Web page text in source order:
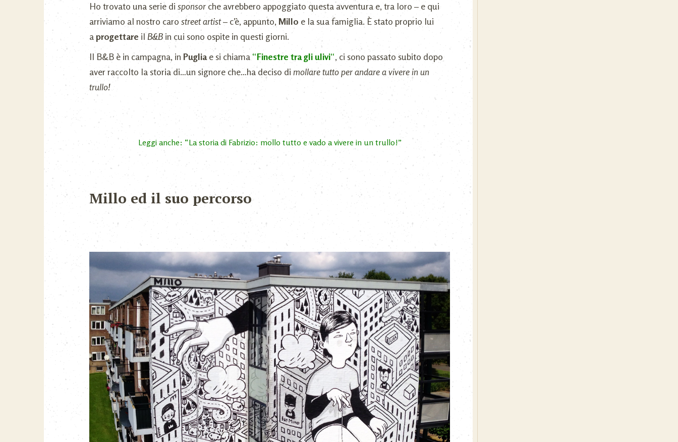
Ho trovato una serie di sponsorche avrebbero appoggiato questa avventura e, tra loro – e qui
arriviamo al nostro caro street artist– c’è, appunto, Millo e la sua famiglia. È stato proprio lui
aprogettare ilB&B in cui sono ospite in questi giorni.
Il B&B è in campagna, in Pugliae si chiama“Finestre tra gli ulivi“, ci sono passato subito dopo
aver raccolto la storia di…un signore che…ha deciso di mollare tutto per andare a vivere in un
trullo!
Leggi anche: “La storia di Fabrizio: mollo tutto e vado a vivere in un trullo!”
Millo ed il suo percorso